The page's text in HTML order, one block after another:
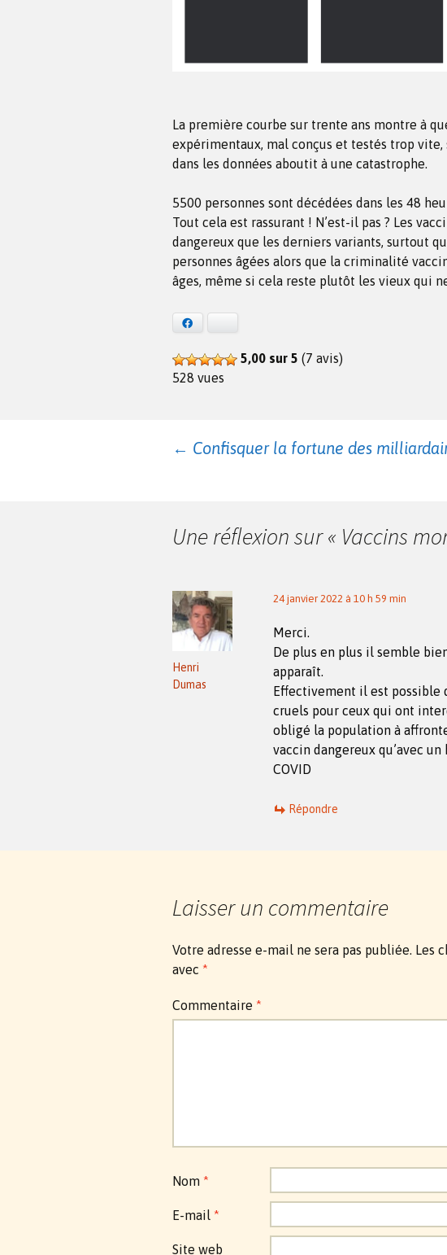
La première courbe sur trente ans montre à
expérimentaux, mal conçus et testés trop
dans les données aboutit à une catastrophe.
5500 personnes sont décédées dans les 48
Tout cela est rassurant ! N’est-il pas ? Les
dangereux que les derniers variants, surtout
personnes âgées alors que la criminalité
âges, même si cela reste plutôt les vieux qui
5,00 sur 5 (7 avis)
528 vues
Navigation
← Confisquer la fortune des
Une réflexion sur « Vaccins
Henri
Dumas
24 janvier 2022 à 10 h 59 min
Merci.
De plus en plus il semble
apparaît.
Effectivement il est
cruels pour ceux qui ont
obligé la population à
vaccin dangereux qu’avec
COVID
Répondre
Laisser un commentaire
Votre adresse e-mail ne sera pas publiée. Les
avec *
Commentaire *
Nom *
E-mail *
Site web